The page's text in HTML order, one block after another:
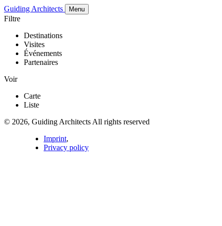
Guiding Architects Menu
Filtre
Destinations
Visites
Événements
Partenaires
Voir
Carte
Liste
© 2026, Guiding Architects All rights reserved
Imprint,
Privacy policy